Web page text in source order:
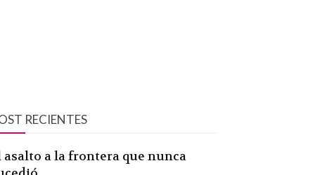
RECIENTES
asalto a la frontera que nunca